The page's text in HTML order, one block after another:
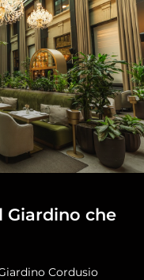
Giardino che
Cordusio